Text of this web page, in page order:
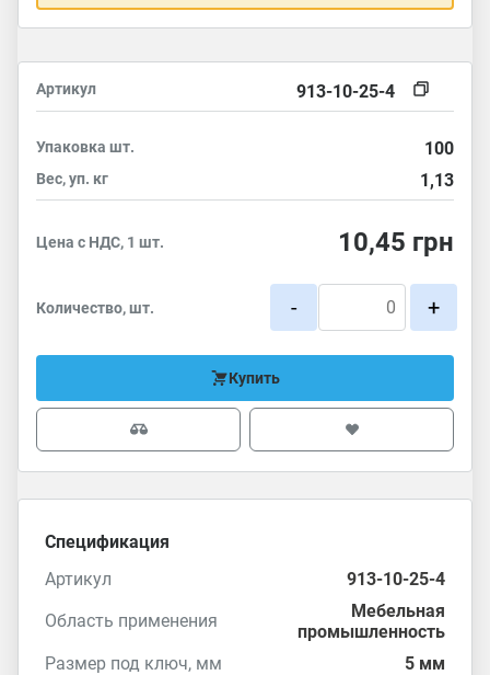
Артикул 913-10-25-4
Упаковка шт. 100
Вес, уп. кг 1,13
Цена с НДС, 1 шт. 10,45 грн
Количество, шт. - +
Купить
Спецификация
Артикул
913-10-25-4
Область применения
Мебельная
промышленность
Размер под ключ, мм
5 мм